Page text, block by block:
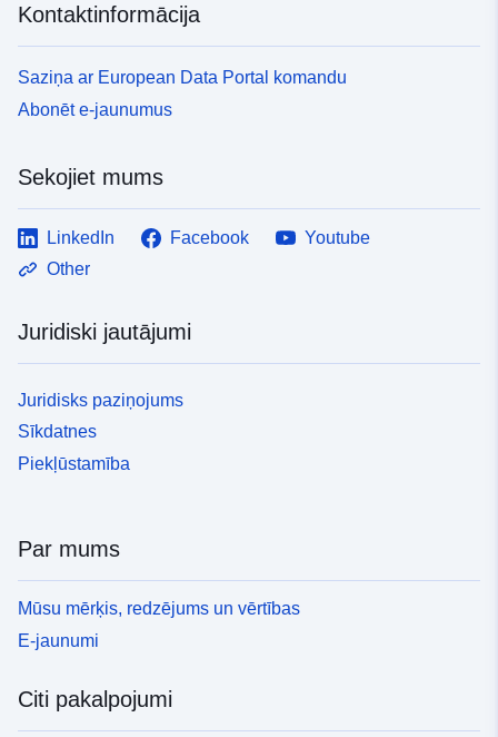
Kontaktinformācija
Saziņa ar European Data Portal komandu
Abonēt e-jaunumus
Sekojiet mums
LinkedIn Facebook
Youtube
Other
Juridiski jautājumi
Juridisks paziņojums
Sīkdatnes
Piekļūstamība
Par mums
Mūsu mērķis, redzējums un vērtības
E-jaunumi
Citi pakalpojumi